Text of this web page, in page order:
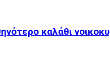
καλάθι